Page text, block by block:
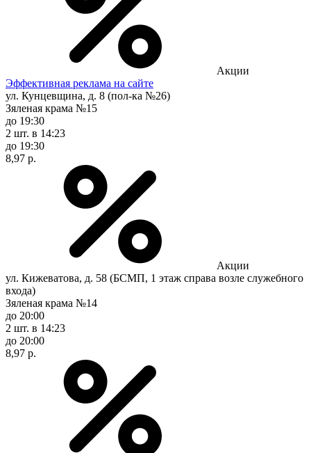
Акции
Эффективная реклама на сайте
ул. Кунцевщина, д. 8 (пол-ка №26)
Зяленая крама №15
до 19:30
2 шт. в 14:23
до 19:30
8,97 р.
Акции
ул. Кижеватова, д. 58 (БСМП, 1 этаж справа возле служебного
входа)
Зяленая крама №14
до 20:00
2 шт. в 14:23
до 20:00
8,97 р.